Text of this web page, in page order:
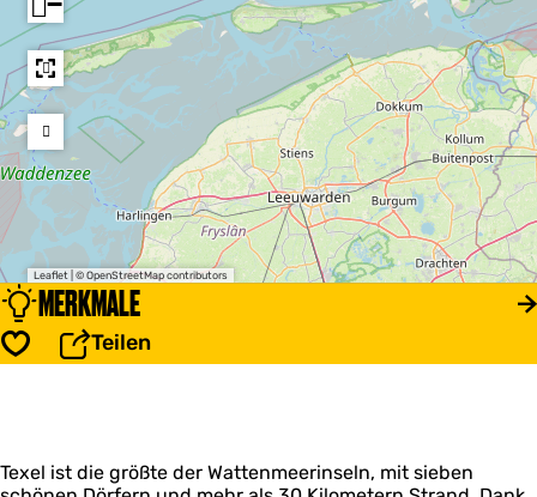
Leaflet © OpenStreetMap contributors
MERKMALE
SpeichernTeilen
Texel ist die größte der Wattenmeerinseln, mit sieben